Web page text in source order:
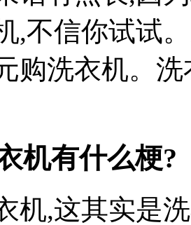
,不信你试试
购洗衣机。
机有什么梗?
机,这其实是